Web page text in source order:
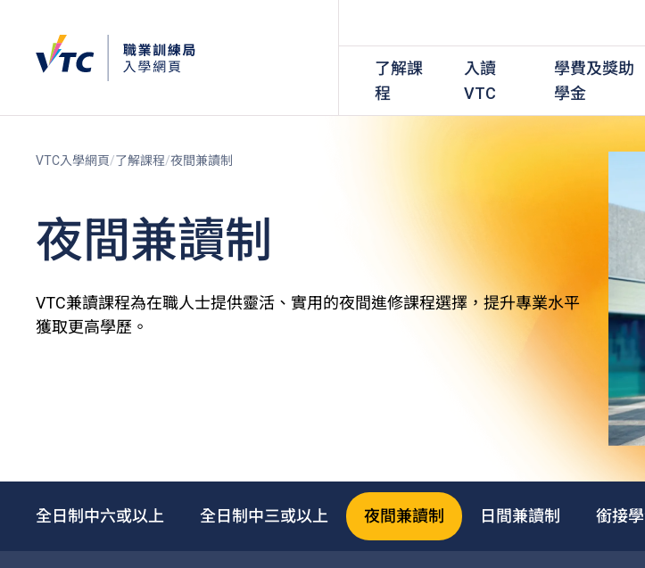
了解課
程
全日制中三或以上
入讀
VTC
全日制中三或以上
學費及獎助
學金
全日制中三或以上
日間兼讀制
VTC入學網頁 了解課程 夜間兼讀制
夜間兼讀制
VTC兼讀課程為在職人士提供靈活、實用的夜間進修課程選擇，提升專業水平
獲取更高學歷。
全日制中六或以上 全日制中三或以上 夜間兼讀制 日間兼讀制 銜接